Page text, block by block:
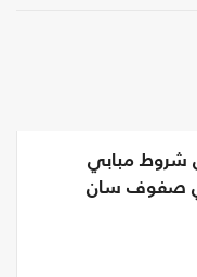
شروط مبابي
صفوف سان